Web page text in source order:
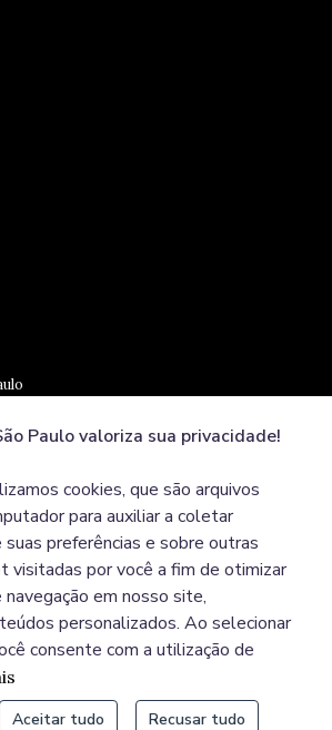
2025, Prefeitura Municipal de São Paulo,
Paulo valoriza sua privacidade!
cookies, que são arquivos
para auxiliar a coletar
preferências e sobre outras
visitadas por você a fim de otimizar
navegação em nosso site,
personalizados. Ao selecionar
consente com a utilização de
Aceitar tudo Recusar tudo